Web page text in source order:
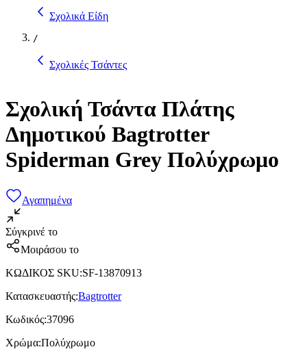
Σχολικά Είδη
/
Σχολικές Τσάντες
Σχολική Τσάντα Πλάτης
Δημοτικού Bagtrotter
Spiderman Grey Πολύχρωμο
Αγαπημένα
Σύγκρινέ το
Μοιράσου το
ΚΩΔΙΚΟΣ SKU:SF-13870913
Κατασκευαστής:Bagtrotter
Κωδικός:37096
Χρώμα:Πολύχρωμο